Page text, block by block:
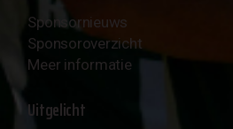
Sponsornieuws
Sponsoroverzicht
Meer informatie
Uitgelicht